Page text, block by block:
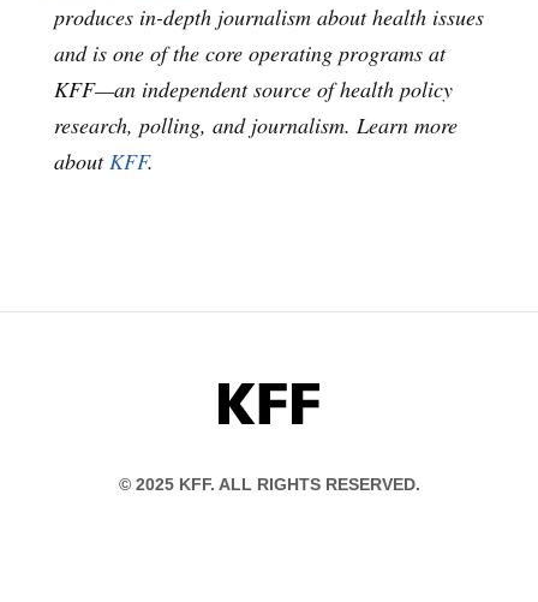
produces in-depth journalism about health issues
and is one of the core operating programs at
KFF—an independent source of health policy
research, polling, and journalism. Learn more
aboutKFF.
KFF
© 2025 KFF. ALL RIGHTS RESERVED.